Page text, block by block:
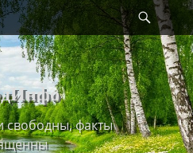
свободны, факты